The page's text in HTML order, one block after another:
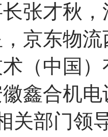
张才秋
京东物
（中国
鑫合机
关部门领